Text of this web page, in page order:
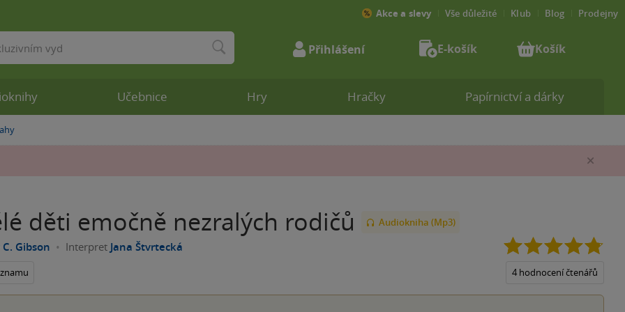
děti emočně nezralých rodičů Audiokniha (Mp3)
Gibson Interpret Jana Štvrtecká
4 hodnocení čtenářů
Učebnice Hry Hračky Papírnictví a dárky
Akce a slevy Vše důležité Klub Blog Prodejny
Přihlášení E-košík Košík